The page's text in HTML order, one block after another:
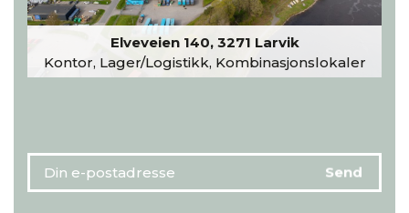
Elveveien 140, 3271 Larvik
Kontor, Lager/Logistikk, Kombinasjonslokaler